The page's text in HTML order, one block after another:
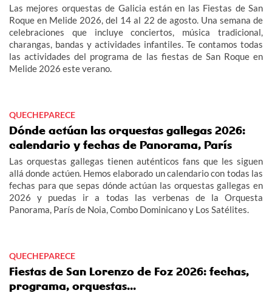
Las mejores orquestas de Galicia están en las Fiestas de San
Roque en Melide 2026, del 14 al 22 de agosto. Una semana de
celebraciones que incluye conciertos, música tradicional,
charangas, bandas y actividades infantiles. Te contamos todas
las actividades del programa de las fiestas de San Roque en
Melide 2026 este verano.
QUECHEPARECE
Dónde actúan las orquestas gallegas 2026:
calendario y fechas de Panorama, París
Las orquestas gallegas tienen auténticos fans que les siguen
allá donde actúen. Hemos elaborado un calendario con todas las
fechas para que sepas dónde actúan las orquestas gallegas en
2026 y puedas ir a todas las verbenas de la Orquesta
Panorama, París de Noia, Combo Dominicano y Los Satélites.
QUECHEPARECE
Fiestas de San Lorenzo de Foz 2026: fechas,
programa, orquestas...